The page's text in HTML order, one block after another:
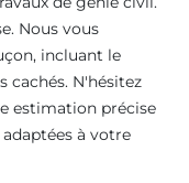
Nous vous
incluant le
cachés. N'hésitez
estimation précise
à votre